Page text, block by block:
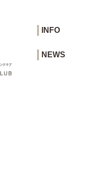
INFO
NEWS